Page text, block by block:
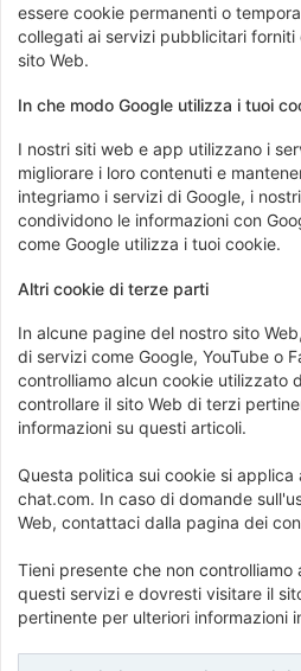
essere cookie permanenti o
collegati ai servizi pubblicitari
sito Web.
In che modo Google utilizza i tuoi
I nostri siti web e app utilizzano i
migliorare i loro contenuti e
integriamo i servizi di Google, i
condividono le informazioni con
come Google utilizza i tuoi cookie.
Altri cookie di terze parti
In alcune pagine del nostro sito
di servizi come Google, YouTube o
controlliamo alcun cookie utilizzato
controllare il sito Web di terzi
informazioni su questi articoli.
Questa politica sui cookie si applica
chat.com. In caso di domande
Web, contattaci dalla pagina dei
Tieni presente che non
questi servizi e dovresti visitare il
pertinente per ulteriori informazioni